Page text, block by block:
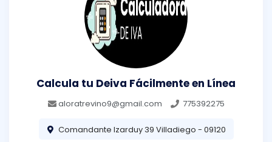
Calcula tu Deiva Fácilmente en Línea
aloratrevino9@gmail.com 775392275
Comandante Izarduy 39 Villadiego - 09120